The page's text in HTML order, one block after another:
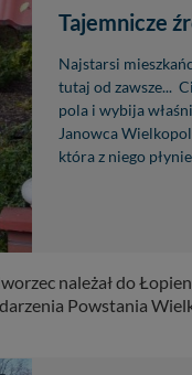
Tajemnicze
Najstarsi
tutaj od zawsze...
pola i wybija
Janowca
która z niego
należał do
Powstania